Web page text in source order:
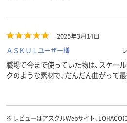
ズ
替え刃対
応
非対応 非対
2025年3月14日
ＡＳＫＵＬユーザー様
職場で今まで使っていた物は、スケー
クのような素材で、だんだん曲がって
で今回は頑丈そうなこちらを購入し
止まるところも良いです。
※ レビューはアスクルWebサイト、LOHACO